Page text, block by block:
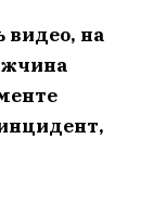
видео, на